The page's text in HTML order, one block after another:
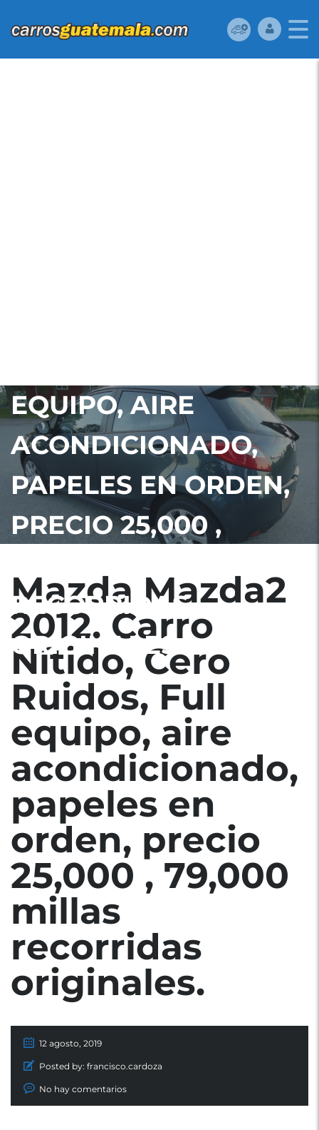
EQUIPO, AIRE
ACONDICIONADO,
PAPELES EN ORDEN,
PRECIO 25,000 ,
RECORRIDAS
ORIGINALES.
Mazda Mazda2
2012. Carro
Nítido, Cero
Ruidos, Full
equipo, aire
acondicionado,
papeles en
orden, precio
25,000 , 79,000
millas
recorridas
originales.
12 agosto, 2019
Posted by: francisco.cardoza
No hay comentarios